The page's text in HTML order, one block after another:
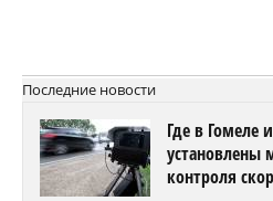
Последние новости
Где в Гомеле
контроля